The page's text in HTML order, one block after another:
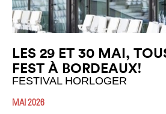
LES 29 ET 30 MAI,
FEST À BORDEAUX!
FESTIVAL HORLOGER
MAI 2026